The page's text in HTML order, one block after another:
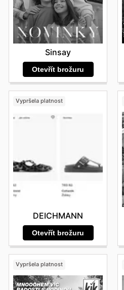
Sinsay
Otevřít brožuru
Vypršela platnost
DEICHMANN
Otevřít brožuru
Vypršela platnost